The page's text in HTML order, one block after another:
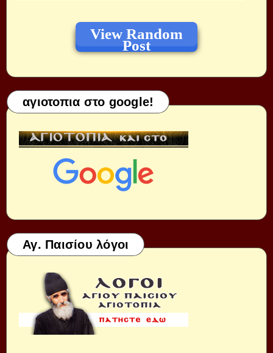
View Random
Post
αγιοτοπια στο google!
Αγ. Παισίου λόγοι